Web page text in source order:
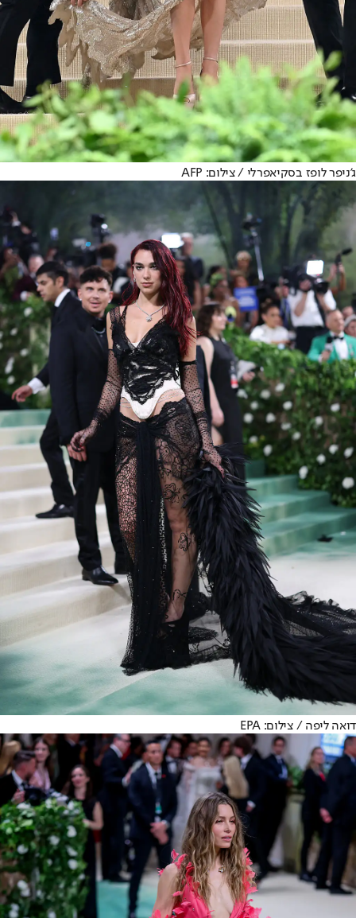
ג'ניפר לופז בסקיאפרלי / צילום: AFP
דואה ליפה / צילום: EPA